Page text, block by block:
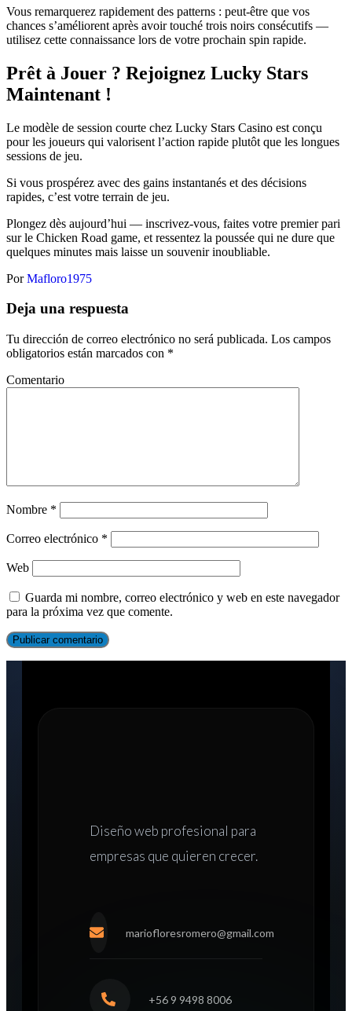
Vous remarquerez rapidement des patterns : peut-être que vos
chances s’améliorent après avoir touché trois noirs consécutifs —
utilisez cette connaissance lors de votre prochain spin rapide.
Prêt à Jouer ? Rejoignez Lucky Stars
Maintenant !
Le modèle de session courte chez Lucky Stars Casino est conçu
pour les joueurs qui valorisent l’action rapide plutôt que les longues
sessions de jeu.
Si vous prospérez avec des gains instantanés et des décisions
rapides, c’est votre terrain de jeu.
Plongez dès aujourd’hui — inscrivez-vous, faites votre premier pari
sur le Chicken Road game, et ressentez la poussée qui ne dure que
quelques minutes mais laisse un souvenir inoubliable.
PorMafloro1975
Deja una respuesta
Tu dirección de correo electrónico no será publicada. Los campos
obligatorios están marcados con *
Comentario
Nombre *
Correo electrónico *
Web
Guarda mi nombre, correo electrónico y web en este navegador
para la próxima vez que comente.
Diseño web profesional para
empresas que quieren crecer.
mariofloresromero@gmail.com
+56 9 9498 8006